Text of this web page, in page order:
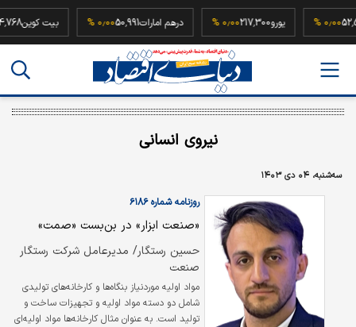
52,500,000 یورو217,300 درهم امارات50,991 بیت
نیروی انسانی
سه‌شنبه، ۰۴ دی ۱۴۰۳
روزنامه شماره ۶۱۸۶
«صنعت ابزار» در بن‌‌‌بست «صمت»
حسین رستگار/ مدیرعامل شرکت رستگار
صنعت
مواد اولیه موردنیاز بنگاه‌‌‌ها و کارخانه‌‌‌های تولیدی
شامل دو دسته مواد اولیه و تجهیزات ساخت و
تولید است. به عنوان مثال کارخانه‌‌‌ها مواد اولیه‌‌‌ای